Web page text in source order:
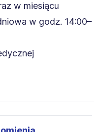
w miesiącu
w godz. 14:00–